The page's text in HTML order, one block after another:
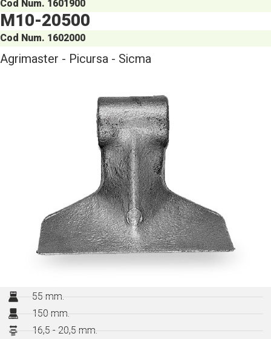
Cod Num. 1601900
M10-20500
Cod Num. 1602000
Agrimaster - Picursa - Sicma
55 mm.
150 mm.
16,5 - 20,5 mm.